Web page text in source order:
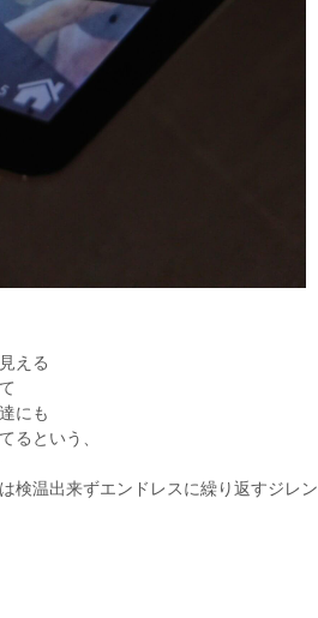
える
にも
るという、
検温出来ずエンドレスに繰り返すジレン